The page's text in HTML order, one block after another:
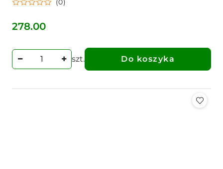
(0)
Cena:
278.00
szt. Do koszyka